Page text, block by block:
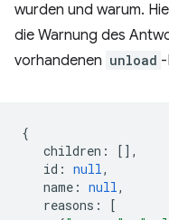
wurden und warum.
die Warnung des
vorhandenen unload
{
children :
[],
id : null,
name : null,
reasons :
[